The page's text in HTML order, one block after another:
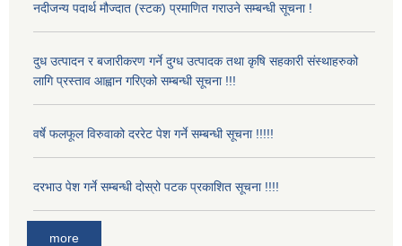
नदीजन्य पदार्थ मौज्दात (स्टक) प्रमाणित गराउने सम्बन्धी सूचना !
दुध उत्पादन र बजारीकरण गर्ने दुग्ध उत्पादक तथा कृषि सहकारी संस्थाहरुको
लागि प्रस्ताव आह्वान गरिएको सम्बन्धी सूचना !!!
वर्षे फलफूल विरुवाको दररेट पेश गर्ने सम्बन्धी सूचना !!!!!
दरभाउ पेश गर्ने सम्बन्धी दोस्रो पटक प्रकाशित सूचना !!!!
more